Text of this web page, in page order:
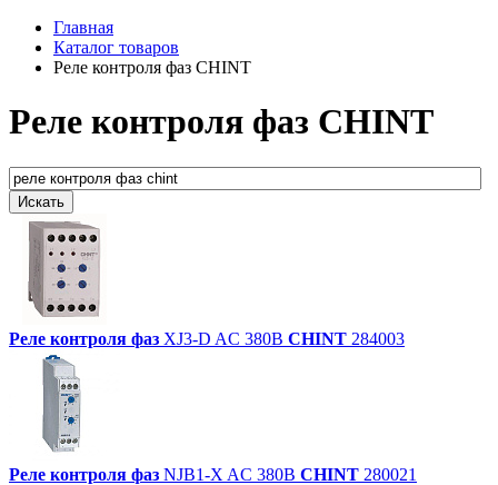
Главная
Каталог товаров
Реле контроля фаз CHINT
Реле контроля фаз CHINT
Реле контроля фаз XJ3-D AC 380В CHINT 284003
Реле контроля фаз NJB1-X AC 380В CHINT 280021